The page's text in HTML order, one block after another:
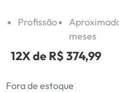
Profissão
meses
12X de R$ 374,99
Fora de estoque